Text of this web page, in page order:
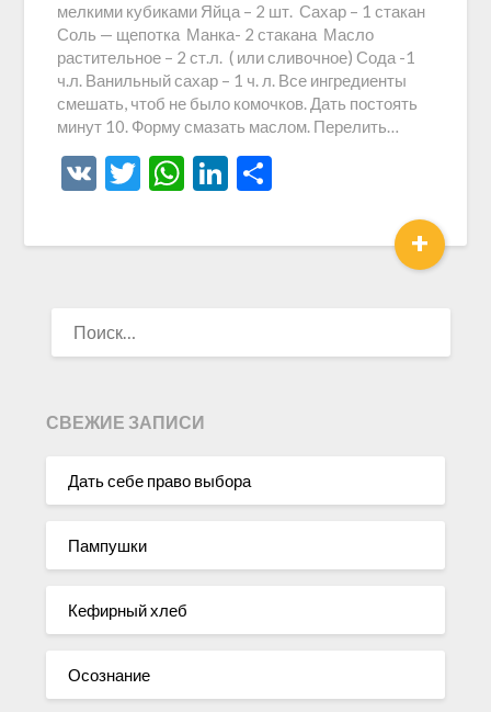
мелкими кубиками Яйца – 2 шт. Сахар – 1 стакан
Соль — щепотка Манка- 2 стакана Масло
растительное – 2 ст.л. ( или сливочное) Сода -1
ч.л. Ванильный сахар – 1 ч. л. Все ингредиенты
смешать, чтоб не было комочков. Дать постоять
минут 10. Форму смазать маслом. Перелить…
VK Twitter
WhatsApp
LinkedIn
+
СВЕЖИЕ ЗАПИСИ
Дать себе право выбора
Пампушки
Кефирный хлеб
Осознание